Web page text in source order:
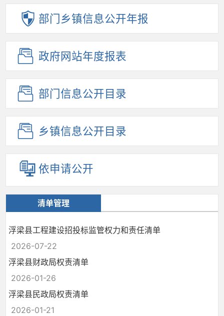
部门乡镇信息公开年报
政府网站年度报表
部门信息公开目录
乡镇信息公开目录
依申请公开
清单管理
浮梁县工程建设招投标监管权力和责任清单
2026-07-22
浮梁县财政局权责清单
2026-01-26
浮梁县民政局权责清单
2026-01-21